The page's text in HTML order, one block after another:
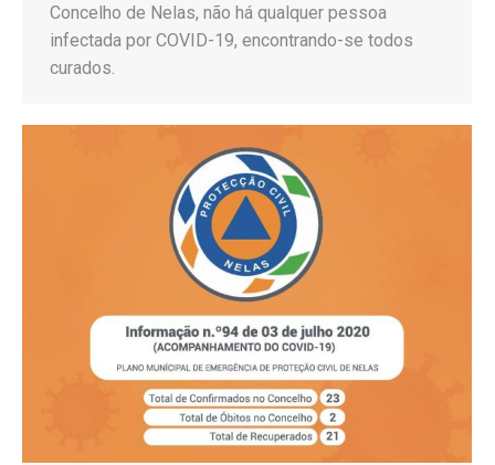
Concelho de Nelas, não há qualquer pessoa
infectada por COVID-19, encontrando-se todos
curados.